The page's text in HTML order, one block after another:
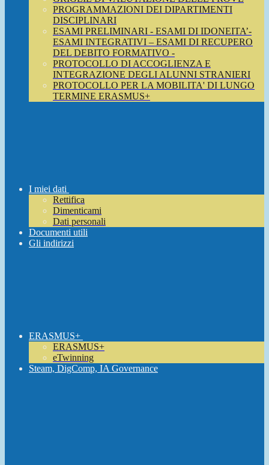
PROGRAMMAZIONI DEI DIPARTIMENTI
DISCIPLINARI
ESAMI PRELIMINARI - ESAMI DI IDONEITA’-
ESAMI INTEGRATIVI – ESAMI DI RECUPERO
DEL DEBITO FORMATIVO -
PROTOCOLLO DI ACCOGLIENZA E
INTEGRAZIONE DEGLI ALUNNI STRANIERI
PROTOCOLLO PER LA MOBILITA' DI LUNGO
TERMINE ERASMUS+
I miei dati
Rettifica
Dimenticami
Dati personali
Documenti utili
Gli indirizzi
ERASMUS+
ERASMUS+
eTwinning
Steam, DigComp, IA Governance